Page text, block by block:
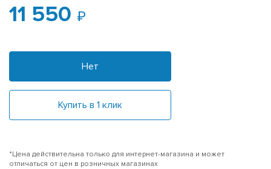
11 550
Нет
Купить в 1 клик
*Цена действительна только для интернет-магазина и может
отличаться от цен в розничных магазинах